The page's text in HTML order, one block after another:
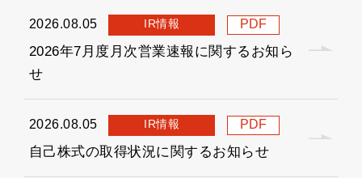
2026.08.05 IR情報 PDF
2026年7月度月次営業速報に関するお知ら
せ
2026.08.05 IR情報 PDF
自己株式の取得状況に関するお知らせ